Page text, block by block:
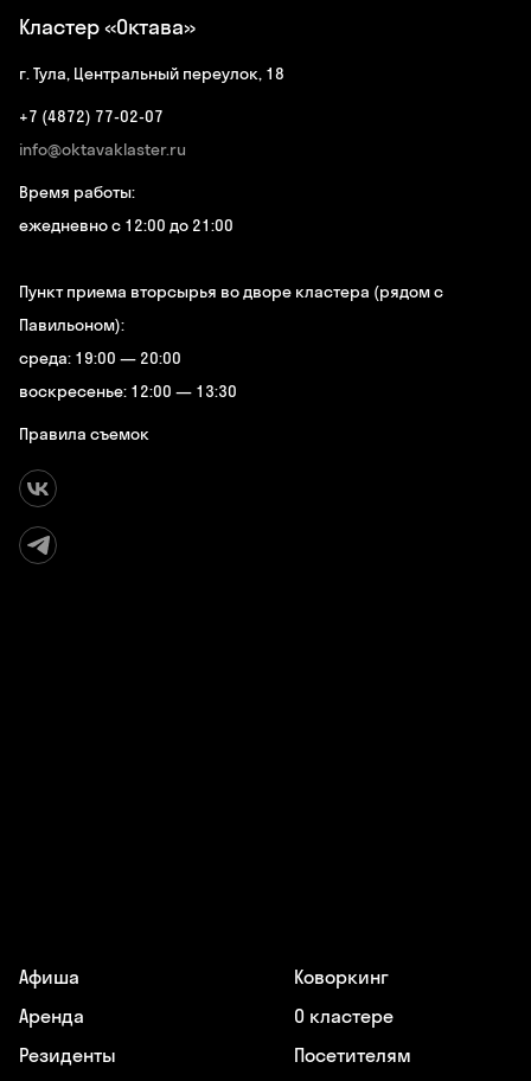
Кластер «Октава»
г. Тула, Центральный переулок, 18
+7 (4872) 77-02-07
info@oktavaklaster.ru
Время работы:
ежедневно с 12:00 до 21:00
Пункт приема вторсырья во дворе кластера (рядом с
Павильоном):
среда: 19:00 — 20:00
воскресенье: 12:00 — 13:30
Правила съемок
Афиша
Аренда
Резиденты
Коворкинг
О кластере
Посетителям